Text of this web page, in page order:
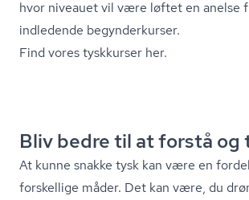
hvor niveauet vil være løftet en anelse
indledende begynderkurser.
Find vores tyskkurser her.
Bliv bedre til at forstå og
At kunne snakke tysk kan være en
forskellige måder. Det kan være, du